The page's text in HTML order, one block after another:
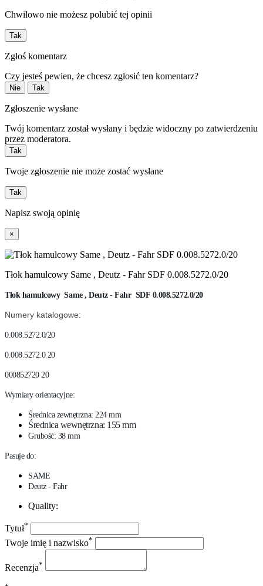
Chwilowo nie możesz polubić tej opinii
Tak
Zgłoś komentarz
Czy jesteś pewien, że chcesz zgłosić ten komentarz?
Nie Tak
Zgłoszenie wysłane
Twój komentarz został wysłany i będzie widoczny po zatwierdzeniu
przez moderatora.
Tak
Twoje zgłoszenie nie może zostać wysłane
Tak
Napisz swoją opinię
×
Tłok hamulcowy Same , Deutz - Fahr SDF 0.008.5272.0/20
Tłok hamulcowy Same , Deutz - Fahr SDF 0.008.5272.0/20
Numery katalogowe:
0.008.5272.0/20
0.008.5272.0 20
000852720 20
Wymiary orientacyjne:
Średnica zewnętrzna: 224 mm
Średnica wewnętrzna: 155 mm
Grubość: 38 mm
Pasuje do:
SAME
Deutz - Fahr
Quality:
Tytuł*
Twoje imię i nazwisko*
Recenzja*